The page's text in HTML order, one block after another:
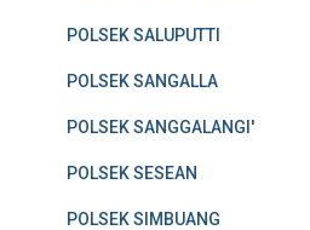
POLSEK SALUPUTTI
POLSEK SANGALLA
POLSEK SANGGALANGI'
POLSEK SESEAN
POLSEK SIMBUANG